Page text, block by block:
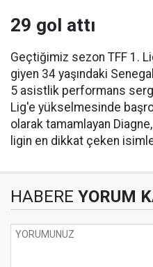
29 gol attı
Geçtiğimiz sezon TFF 1.
giyen 34 yaşındaki
5 asistlik performans
Lig'e yükselmesinde
olarak tamamlayan
ligin en dikkat çeken
HABERE YORUM